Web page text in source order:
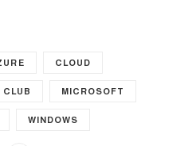
CLOUD
CLUB MICROSOFT
WINDOWS